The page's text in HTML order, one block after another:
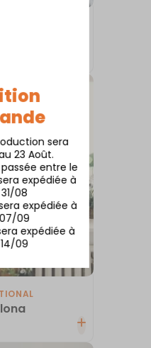
sera
23 Août.
entre le
expédiée à
08
expédiée à
09
expédiée à
09